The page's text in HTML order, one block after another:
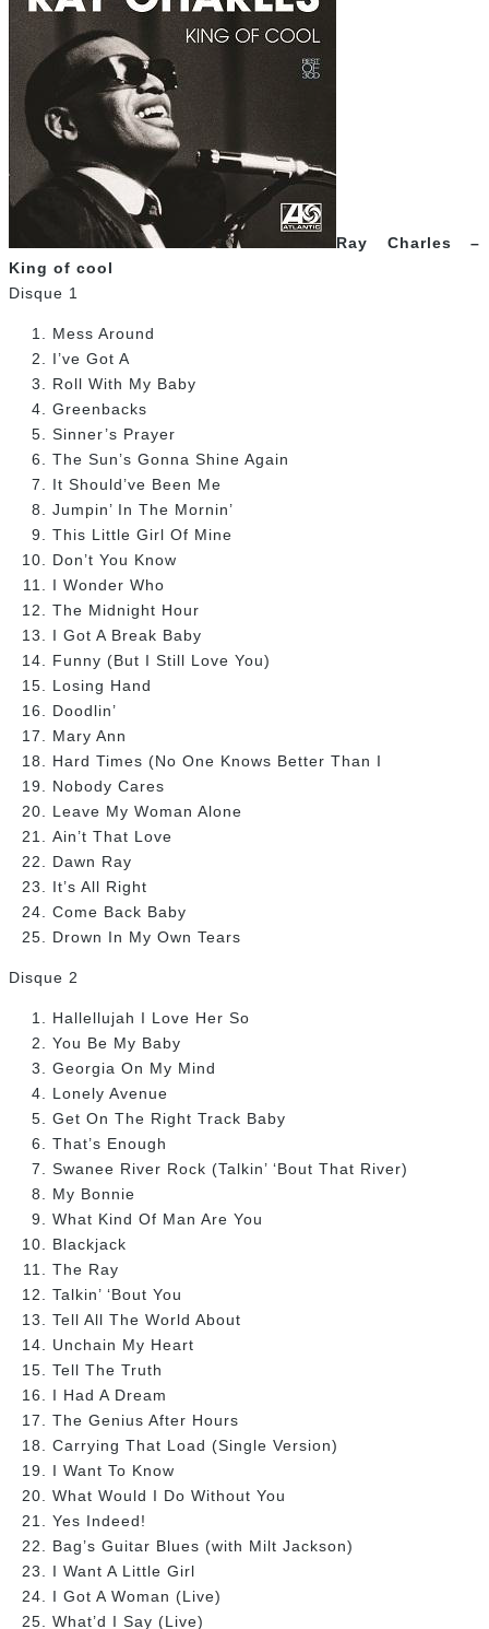
Ray Charles –
King of cool
Disque 1
Mess Around
I’ve Got A
Roll With My Baby
Greenbacks
Sinner’s Prayer
The Sun’s Gonna Shine Again
It Should’ve Been Me
Jumpin’ In The Mornin’
This Little Girl Of Mine
Don’t You Know
I Wonder Who
The Midnight Hour
I Got A Break Baby
Funny (But I Still Love You)
Losing Hand
Doodlin’
Mary Ann
Hard Times (No One Knows Better Than I
Nobody Cares
Leave My Woman Alone
Ain’t That Love
Dawn Ray
It’s All Right
Come Back Baby
Drown In My Own Tears
Disque 2
Hallellujah I Love Her So
You Be My Baby
Georgia On My Mind
Lonely Avenue
Get On The Right Track Baby
That’s Enough
Swanee River Rock (Talkin’ ‘Bout That River)
My Bonnie
What Kind Of Man Are You
Blackjack
The Ray
Talkin’ ‘Bout You
Tell All The World About
Unchain My Heart
Tell The Truth
I Had A Dream
The Genius After Hours
Carrying That Load (Single Version)
I Want To Know
What Would I Do Without You
Yes Indeed!
Bag’s Guitar Blues (with Milt Jackson)
I Want A Little Girl
I Got A Woman (Live)
What’d I Say (Live)